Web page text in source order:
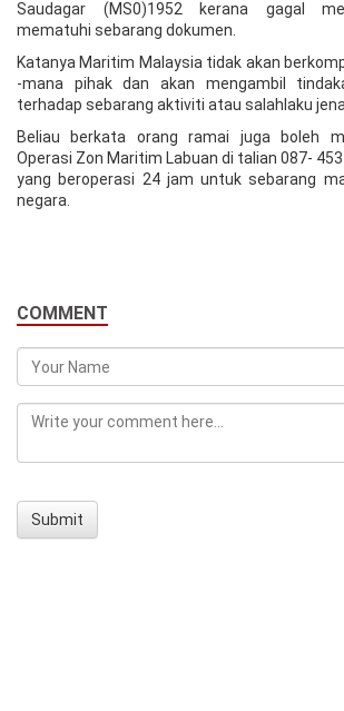
Saudagar (MS0)1952 kerana gagal
mematuhi sebarang dokumen.
Katanya Maritim Malaysia tidak akan
-mana pihak dan akan mengambil
terhadap sebarang aktiviti atau salahlaku
Beliau berkata orang ramai juga boleh
Operasi Zon Maritim Labuan di talian 087-
yang beroperasi 24 jam untuk sebarang
negara.
COMMENT
Submit